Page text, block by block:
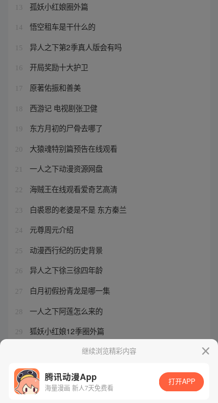
13 孤妖小红娘圈外篇
14 悟空租车是干什么的
15 异人之下第2季真人版会有吗
16 开局奖励十大护卫
17 原著佑振和善美
18 西游记 电视剧张卫健
19 东方月初的尸骨去哪了
20 大猿魂特别篇预告在线观看
21 一人之下动漫资源网盘
22 海贼王在线观看爱奇艺高清
23 白裘恩的老婆是不是 东方秦兰
24 元尊周元介绍
25 动漫西行纪的历史背景
26 异人之下徐三徐四年龄
27 白月初假扮青龙是哪一集
28 一人之下阿莲怎么来的
29 狐妖小红娘12季圈外篇
狐妖白月初涂山苏苏钥匙扣
继续浏览精彩内容
腾讯动漫App
海量漫画 新人7天免费看
打开APP